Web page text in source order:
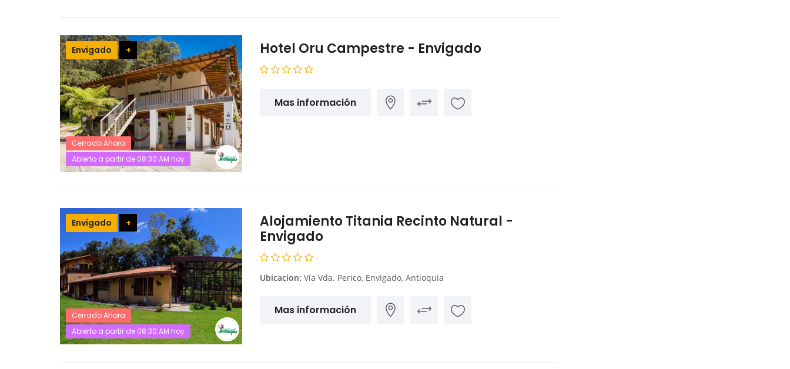
Envigado +
Cerrado Ahora
Abierto a partir de 08:30:AM hoy
Hotel Oru Campestre - Envigado
Mas información
Envigado +
Cerrado Ahora
Abierto a partir de 08:30:AM hoy
Alojamiento Titania Recinto Natural -
Envigado
Ubicacion: Vía Vda. Perico, Envigado, Antioquia
Mas información